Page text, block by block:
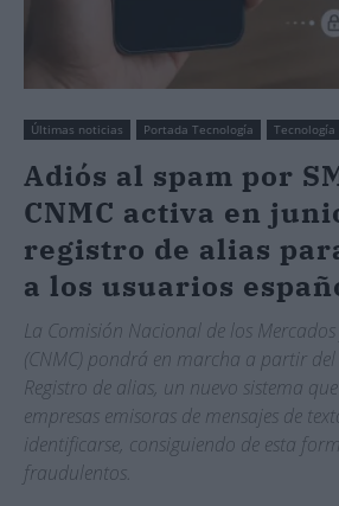
Últimas noticias Portada Tecnología Tecnología
Adiós al spam por
CNMC activa en
registro de alias
a los usuarios
La Comisión Nacional de los
(CNMC) pondrá en marcha a partir
Registro de alias, un nuevo sistema
empresas emisoras de mensajes de
identificarse, consiguiendo de esta
fraudulentos.